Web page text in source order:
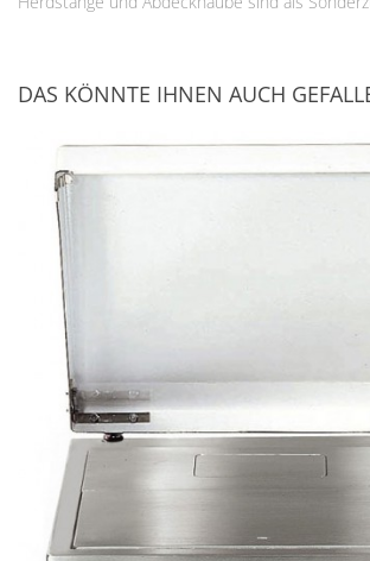
DAS KÖNNTE IHNEN AUCH